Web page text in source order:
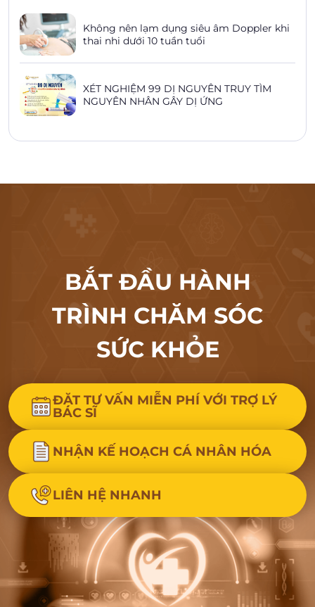
Không nên lạm dụng siêu âm Doppler khi
thai nhi dưới 10 tuần tuổi
XÉT NGHIỆM 99 DỊ NGUYÊN TRUY TÌM
NGUYÊN NHÂN GÂY DỊ ỨNG
BẮT ĐẦU HÀNH
TRÌNH CHĂM SÓC
SỨC KHỎE
ĐẶT TƯ VẤN MIỄN PHÍ VỚI TRỢ LÝ
BÁC SĨ
NHẬN KẾ HOẠCH CÁ NHÂN HÓA
LIÊN HỆ NHANH